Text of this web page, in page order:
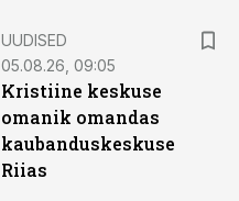
UUDISED
05.08.26, 09:05
Kristiine keskuse
omanik omandas
kaubanduskeskuse
Riias